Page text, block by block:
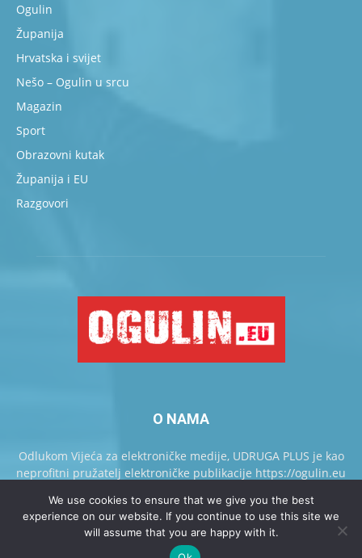
Ogulin
Županija
Hrvatska i svijet
Nešo – Ogulin u srcu
Magazin
Sport
Obrazovni kutak
Županija i EU
Razgovori
O NAMA
Odlukom Vijeća za elektroničke medije, UDRUGA PLUS je kao
neprofitni pružatelj elektroničke publikacije https://ogulin.eu
Kontaktirajte nas Oglašavanje
We use cookies to ensure that we give you the best
experience on our website. If you continue to use this site we
will assume that you are happy with it.